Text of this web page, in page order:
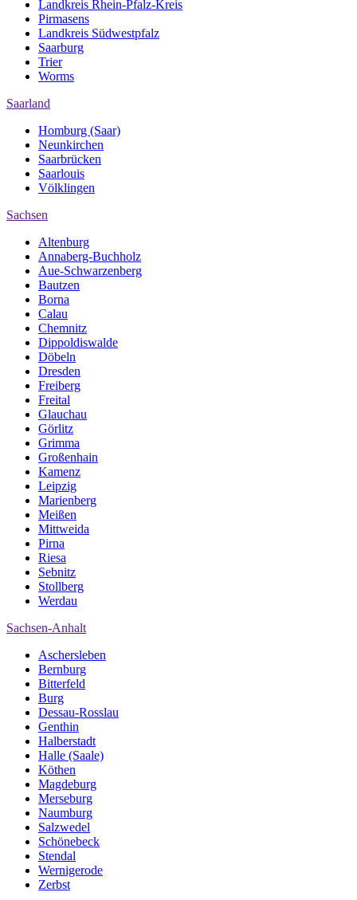
Landkreis Rhein-Pfalz-Kreis
Pirmasens
Landkreis Südwestpfalz
Saarburg
Trier
Worms
Saarland
Homburg (Saar)
Neunkirchen
Saarbrücken
Saarlouis
Völklingen
Sachsen
Altenburg
Annaberg-Buchholz
Aue-Schwarzenberg
Bautzen
Borna
Calau
Chemnitz
Dippoldiswalde
Döbeln
Dresden
Freiberg
Freital
Glauchau
Görlitz
Grimma
Großenhain
Kamenz
Leipzig
Marienberg
Meißen
Mittweida
Pirna
Riesa
Sebnitz
Stollberg
Werdau
Sachsen-Anhalt
Aschersleben
Bernburg
Bitterfeld
Burg
Dessau-Rosslau
Genthin
Halberstadt
Halle (Saale)
Köthen
Magdeburg
Merseburg
Naumburg
Salzwedel
Schönebeck
Stendal
Wernigerode
Zerbst